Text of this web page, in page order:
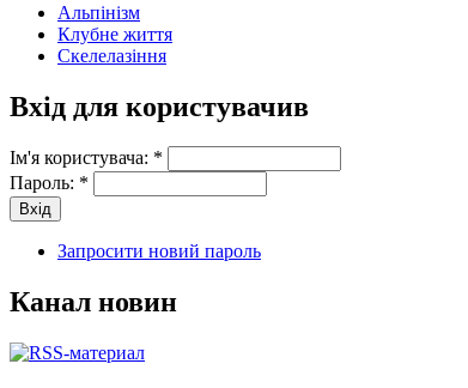
Альпінізм
Клубне життя
Скелелазіння
Вхід для користувачив
Ім'я користувача: *
Пароль: *
Запросити новий пароль
Канал новин